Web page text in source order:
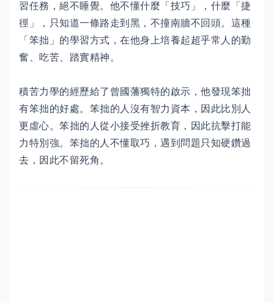
習任務，絕不睡覺。他不懂什麼「技巧」，什麼「捷
徑」，只知道一條路走到黑，不撞南牆不回頭。這種
「笨拙」的學習方式，在他身上培養起超乎常人的勤
奮、吃苦、踏實精神。
積苦力學的經歷給了曾國藩獨特的啟示，他發現笨拙
有笨拙的好處。笨拙的人沒有智力資本，因此比別人
更虛心。笨拙的人從小接受挫折教育，因此抗擊打能
力特別強。笨拙的人不懂取巧，遇到問題只知硬鑽過
去，因此不留死角。